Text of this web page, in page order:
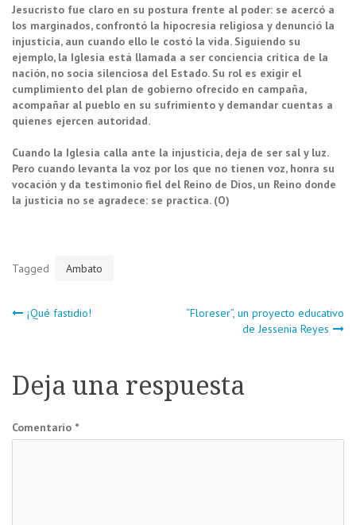
Jesucristo fue claro en su postura frente al poder: se acercó a
los marginados, confrontó la hipocresía religiosa y denunció la
injusticia, aun cuando ello le costó la vida. Siguiendo su
ejemplo, la Iglesia está llamada a ser conciencia crítica de la
nación, no socia silenciosa del Estado. Su rol es exigir el
cumplimiento del plan de gobierno ofrecido en campaña,
acompañar al pueblo en su sufrimiento y demandar cuentas a
quienes ejercen autoridad.
Cuando la Iglesia calla ante la injusticia, deja de ser sal y luz.
Pero cuando levanta la voz por los que no tienen voz, honra su
vocación y da testimonio fiel del Reino de Dios, un Reino donde
la justicia no se agradece: se practica. (O)
Tagged Ambato
Navegación
entradas
¡Qué fastidio!
“Floreser”, un proyecto educativo
de Jessenia Reyes
Deja una respuesta
Comentario *